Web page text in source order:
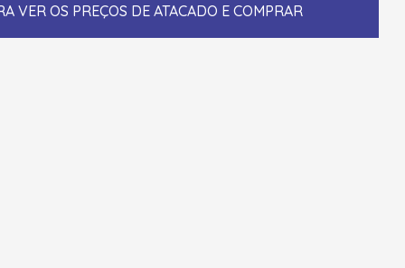
VER OS PREÇOS DE ATACADO E COMPRAR